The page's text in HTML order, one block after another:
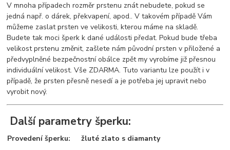
V mnoha případech rozměr prstenu znát nebudete, pokud se
jedná např. o dárek, překvapení, apod.. V takovém případě Vám
můžeme zaslat prsten ve velikosti, kterou máme na skladě.
Budete tak moci šperk k dané události předat. Pokud bude třeba
velikost prstenu změnit, zašlete nám původní prsten v přiložené a
předvyplněné bezpečnostní obálce zpět my vyrobíme již přesnou
individuální velikost. Vše ZDARMA. Tuto variantu lze použít i v
případě, že prsten přesně nesedí a je potřeba jej upravit nebo
vyrobit nový.
Další parametry šperku:
Provedení šperku:
žluté zlato s diamanty